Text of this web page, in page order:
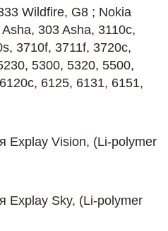
Wildfire, G8 ; Nokia
303 Asha, 3110c,
3710f, 3711f, 3720c,
5300, 5320, 5500,
6125, 6131, 6151,
Explay Vision, (Li-polymer
Explay Sky, (Li-polymer